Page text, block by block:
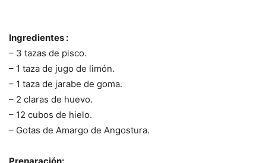
Ingredientes :
– 3 tazas de pisco.
– 1 taza de jugo de limón.
– 1 taza de jarabe de goma.
– 2 claras de huevo.
– 12 cubos de hielo.
– Gotas de Amargo de Angostura.